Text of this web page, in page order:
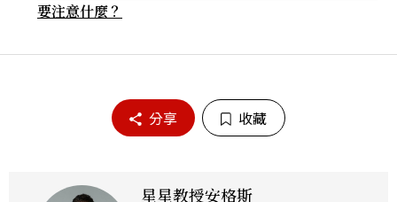
要注意什麼？
分享 收藏
星星教授安格斯